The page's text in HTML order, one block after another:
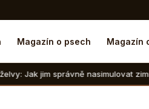
Magazín o psech Magazín
nasimulovat zimní spánek v